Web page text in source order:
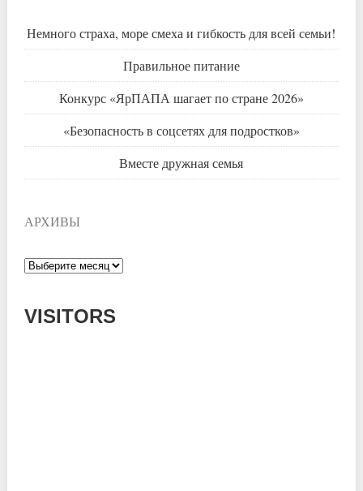
Немного страха, море смеха и гибкость для всей семьи!
Правильное питание
Конкурс «ЯрПАПА шагает по стране 2026»
«Безопасность в соцсетях для подростков»
Вместе дружная семья
АРХИВЫ
Архивы
VISITORS